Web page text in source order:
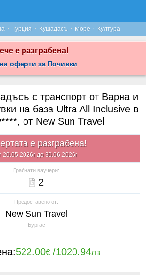
· Турция · Кушадасъ · Море · Култура
е разграбена!
оферти за Почивки
с транспорт от Варна и
на база Ultra All Inclusive в
от New Sun Travel
е разграбена!
20.05.2026г до 30.06.2026г
Грабнати ваучери:
2
Предоставено от:
New Sun Travel
Бургас
522.00€/1020.94лв